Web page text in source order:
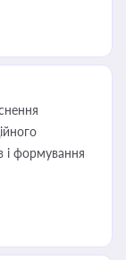
і формування